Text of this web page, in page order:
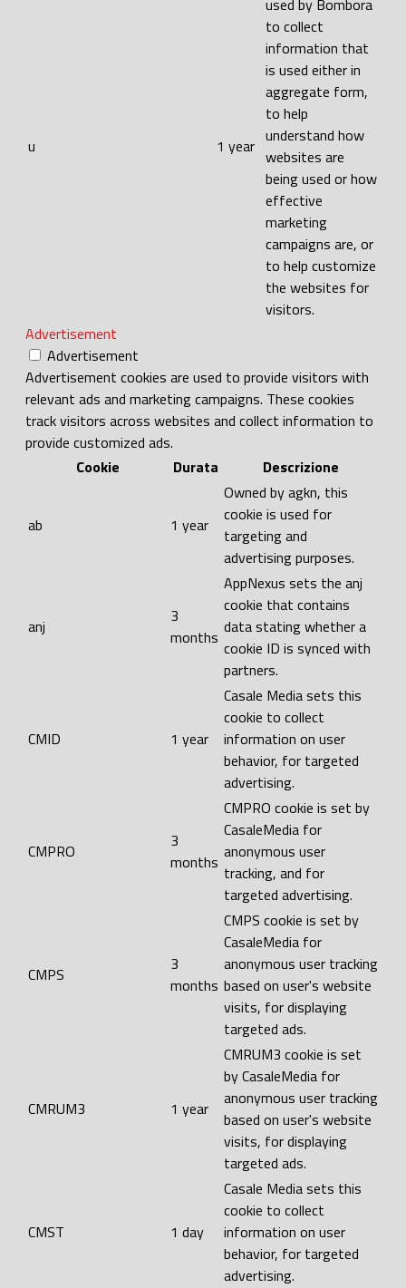
u 1 year
used by Bombora
to collect
information that
is used either in
aggregate form,
to help
understand how
websites are
being used or how
effective
marketing
campaigns are, or
to help customize
the websites for
visitors.
Advertisement
Advertisement
Advertisement cookies are used to provide visitors with
relevant ads and marketing campaigns. These cookies
track visitors across websites and collect information to
provide customized ads.
Cookie
Durata Descrizione
ab 1 year
Owned by agkn, this
cookie is used for
targeting and
advertising purposes.
anj
3
months
AppNexus sets the anj
cookie that contains
data stating whether a
cookie ID is synced with
partners.
CMID 1 year
Casale Media sets this
cookie to collect
information on user
behavior, for targeted
advertising.
CMPRO
3
months
CMPRO cookie is set by
CasaleMedia for
anonymous user
tracking, and for
targeted advertising.
CMPS
3
months
CMPS cookie is set by
CasaleMedia for
anonymous user tracking
based on user's website
visits, for displaying
targeted ads.
CMRUM3 1 year
CMRUM3 cookie is set
by CasaleMedia for
anonymous user tracking
based on user's website
visits, for displaying
targeted ads.
CMST 1 day
Casale Media sets this
cookie to collect
information on user
behavior, for targeted
advertising.